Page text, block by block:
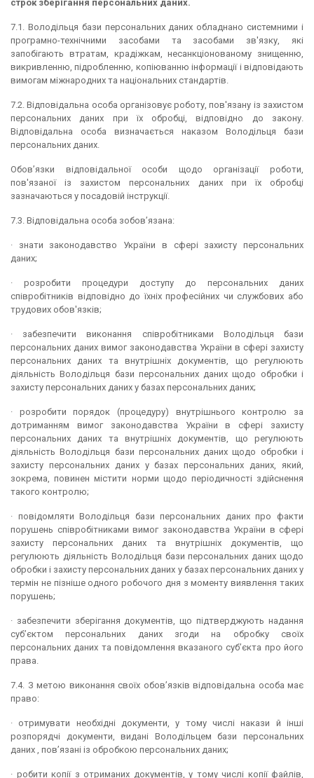
строк зберігання персональних даних.
7.1. Володільця бази персональних даних обладнано системними і
програмно-технічними засобами та засобами зв'язку, які
запобігають втратам, крадіжкам, несанкціонованому знищенню,
викривленню, підробленню, копіюванню інформації і відповідають
вимогам міжнародних та національних стандартів.
7.2. Відповідальна особа організовує роботу, пов'язану із захистом
персональних даних при їх обробці, відповідно до закону.
Відповідальна особа визначається наказом Володільця бази
персональних даних.
Обов’язки відповідальної особи щодо організації роботи,
пов'язаної із захистом персональних даних при їх обробці
зазначаються у посадовій інструкції.
7.3. Відповідальна особа зобов’язана:
· знати законодавство України в сфері захисту персональних
даних;
· розробити процедури доступу до персональних даних
співробітників відповідно до їхніх професійних чи службових або
трудових обов'язків;
· забезпечити виконання співробітниками Володільця бази
персональних даних вимог законодавства України в сфері захисту
персональних даних та внутрішніх документів, що регулюють
діяльність Володільця бази персональних даних щодо обробки і
захисту персональних даних у базах персональних даних;
· розробити порядок (процедуру) внутрішнього контролю за
дотриманням вимог законодавства України в сфері захисту
персональних даних та внутрішніх документів, що регулюють
діяльність Володільця бази персональних даних щодо обробки і
захисту персональних даних у базах персональних даних, який,
зокрема, повинен містити норми щодо періодичності здійснення
такого контролю;
· повідомляти Володільця бази персональних даних про факти
порушень співробітниками вимог законодавства України в сфері
захисту персональних даних та внутрішніх документів, що
регулюють діяльність Володільця бази персональних даних щодо
обробки і захисту персональних даних у базах персональних даних у
термін не пізніше одного робочого дня з моменту виявлення таких
порушень;
· забезпечити зберігання документів, що підтверджують надання
суб’єктом персональних даних згоди на обробку своїх
персональних даних та повідомлення вказаного суб’єкта про його
права.
7.4. З метою виконання своїх обов’язків відповідальна особа має
право:
· отримувати необхідні документи, у тому числі накази й інші
розпорядчі документи, видані Володільцем бази персональних
даних , пов’язані із обробкою персональних даних;
· робити копії з отриманих документів, у тому числі копії файлів,